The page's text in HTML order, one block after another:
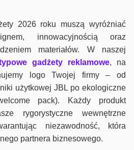
2026 roku muszą wyróżniać
innowacyjnością oraz
materiałów. W naszej
gadżety reklamowe, na
logo Twojej firmy – od
użytkowej JBL po ekologiczne
pack). Każdy produkt
rygorystyczne wewnętrzne
niezawodność, która
partnera biznesowego.